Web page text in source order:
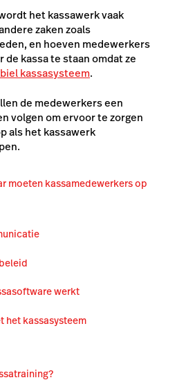
het kassawerk vaak
zaken zoals
en hoeven medewerkers
kassa te staan omdat ze
kassasysteem.
de medewerkers een
volgen om ervoor te zorgen
als het kassawerk
moeten kassamedewerkers op
werkt
het kassasysteem